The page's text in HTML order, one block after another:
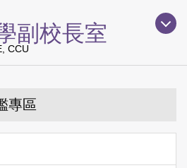
副校長室
CCU
專區